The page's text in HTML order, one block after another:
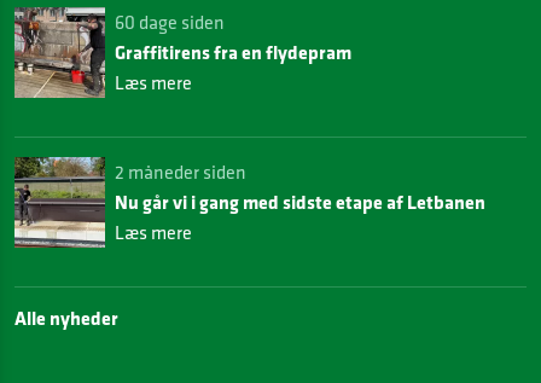
60 dage siden
Graffitirens fra en flydepram
Læs mere
2 måneder siden
Nu går vi i gang med sidste etape af Letbanen
Læs mere
Alle nyheder